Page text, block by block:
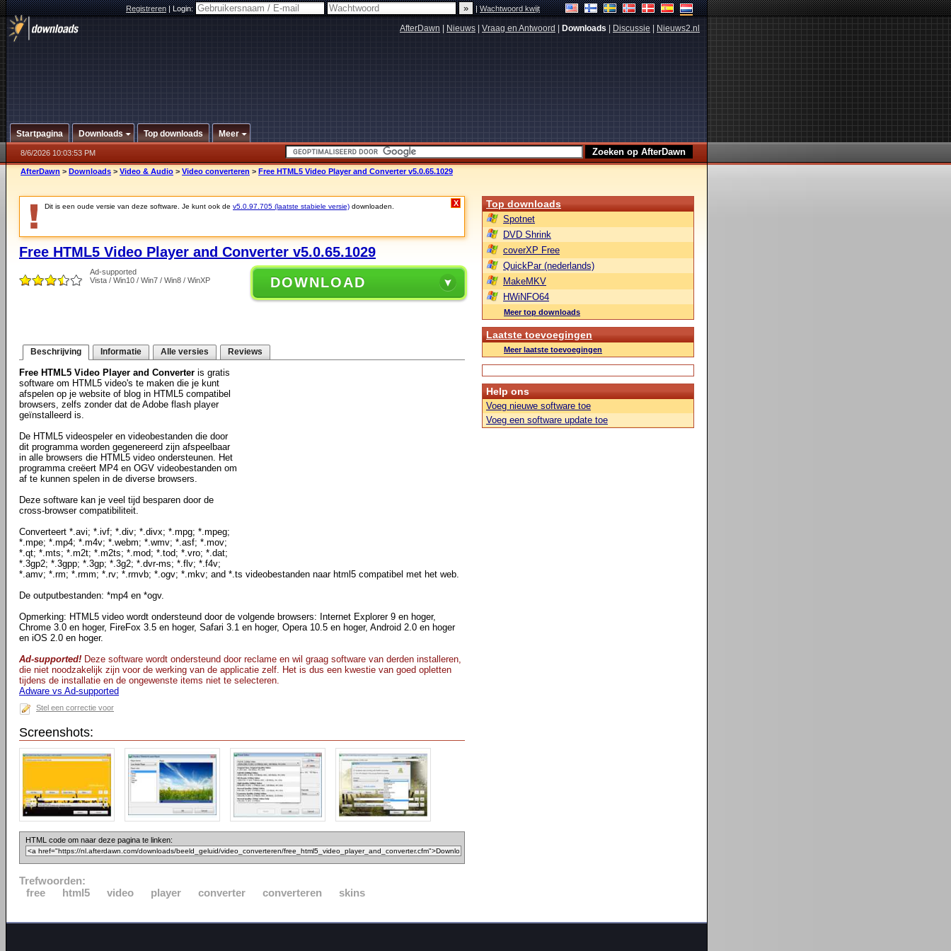
Registreren|Login: |Wachtwoord kwijt
AfterDawn Nieuws Vraag en Antwoord Downloads Discussie Nieuws2.nl
Startpagina Downloads Top downloads Meer
8/6/2026 10:03:53 PM
AfterDawn > Downloads > Video & Audio > Video converteren > Free HTML5 Video Player and Converter v5.0.65.1029
Dit is een oude versie van deze software. Je kunt ook de v5.0.97.705 (laatste stabiele versie) downloaden. X
Free HTML5 Video Player and Converter v5.0.65.1029
Ad-supported
Vista / Win10 / Win7 / Win8 / WinXP
DOWNLOAD
Beschrijving Informatie Alle versies Reviews
Free HTML5 Video Player and Converter is gratis
software om HTML5 video's te maken die je kunt
afspelen op je website of blog in HTML5 compatibel
browsers, zelfs zonder dat de Adobe flash player
geïnstalleerd is.
De HTML5 videospeler en videobestanden die door
dit programma worden gegenereerd zijn afspeelbaar
in alle browsers die HTML5 video ondersteunen. Het
programma creëert MP4 en OGV videobestanden om
af te kunnen spelen in de diverse browsers.
Deze software kan je veel tijd besparen door de
cross-browser compatibiliteit.
Converteert *.avi; *.ivf; *.div; *.divx; *.mpg; *.mpeg;
*.mpe; *.mp4; *.m4v; *.webm; *.wmv; *.asf; *.mov;
*.qt; *.mts; *.m2t; *.m2ts; *.mod; *.tod; *.vro; *.dat;
*.3gp2; *.3gpp; *.3gp; *.3g2; *.dvr-ms; *.flv; *.f4v;
*.amv; *.rm; *.rmm; *.rv; *.rmvb; *.ogv; *.mkv; and *.ts videobestanden naar html5 compatibel met het web.
De outputbestanden: *mp4 en *ogv.
Opmerking: HTML5 video wordt ondersteund door de volgende browsers: Internet Explorer 9 en hoger,
Chrome 3.0 en hoger, FireFox 3.5 en hoger, Safari 3.1 en hoger, Opera 10.5 en hoger, Android 2.0 en hoger
en iOS 2.0 en hoger.
Ad-supported! Deze software wordt ondersteund door reclame en wil graag software van derden installeren,
die niet noodzakelijk zijn voor de werking van de applicatie zelf. Het is dus een kwestie van goed opletten
tijdens de installatie en de ongewenste items niet te selecteren.
Adware vs Ad-supported
Stel een correctie voor
Screenshots:
HTML code om naar deze pagina te linken:
Trefwoorden:
free
html5 video player converter converteren skins
Top downloads
Spotnet
DVD Shrink
coverXP Free
QuickPar (nederlands)
MakeMKV
HWiNFO64
Meer top downloads
Laatste toevoegingen
Meer laatste toevoegingen
Help ons
Voeg nieuwe software toe
Voeg een software update toe